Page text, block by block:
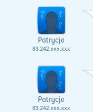
Patrycja
83.242.xxx.xxx
Patrycja
83.242.xxx.xxx